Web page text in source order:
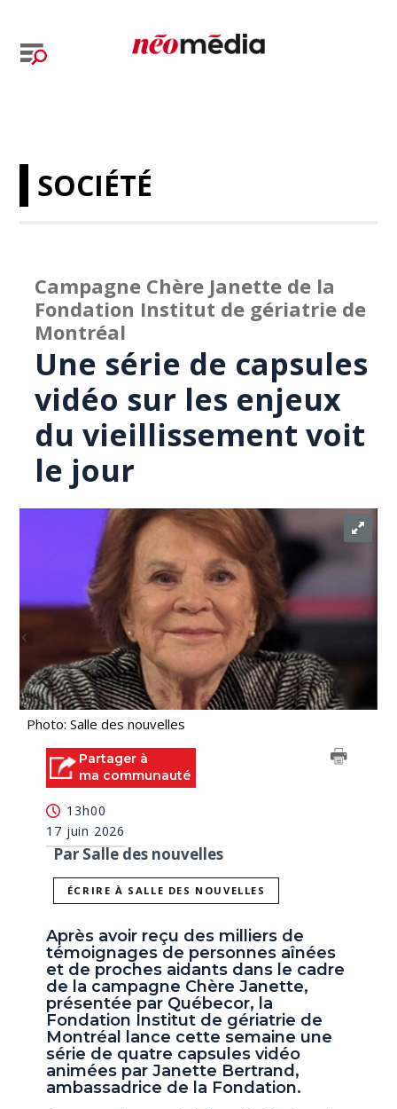
SOCIÉTÉ
Campagne Chère Janette de la
Fondation Institut de gériatrie de
Montréal
Une série de capsules
vidéo sur les enjeux
du vieillissement voit
le jour
Photo: Salle des nouvelles
Partager à
ma communauté
13h00
17 juin 2026
Par Salle des nouvelles
ÉCRIRE À SALLE DES NOUVELLES
Après avoir reçu des milliers de
témoignages de personnes aînées
et de proches aidants dans le cadre
de la campagne Chère Janette,
présentée par Québecor, la
Fondation Institut de gériatrie de
Montréal lance cette semaine une
série de quatre capsules vidéo
animées par Janette Bertrand,
ambassadrice de la Fondation.